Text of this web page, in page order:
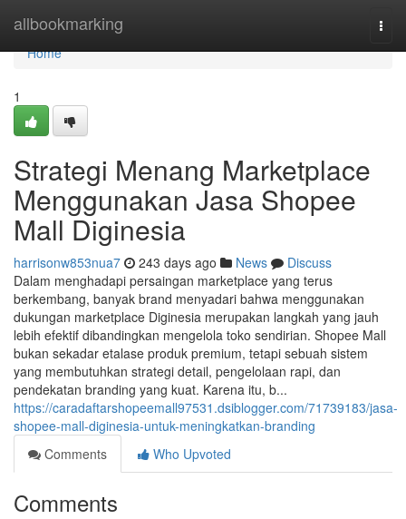
allbookmarking
Home
Home
1
Strategi Menang Marketplace
Menggunakan Jasa Shopee
Mall Diginesia
harrisonw853nua7 243 days ago News
Discuss
Dalam menghadapi persaingan marketplace yang terus
berkembang, banyak brand menyadari bahwa menggunakan
dukungan marketplace Diginesia merupakan langkah yang jauh
lebih efektif dibandingkan mengelola toko sendirian. Shopee Mall
bukan sekadar etalase produk premium, tetapi sebuah sistem
yang membutuhkan strategi detail, pengelolaan rapi, dan
pendekatan branding yang kuat. Karena itu, b...
https://caradaftarshopeemall97531.dsiblogger.com/71739183/jasa-
shopee-mall-diginesia-untuk-meningkatkan-branding
Comments
Who Upvoted
Comments